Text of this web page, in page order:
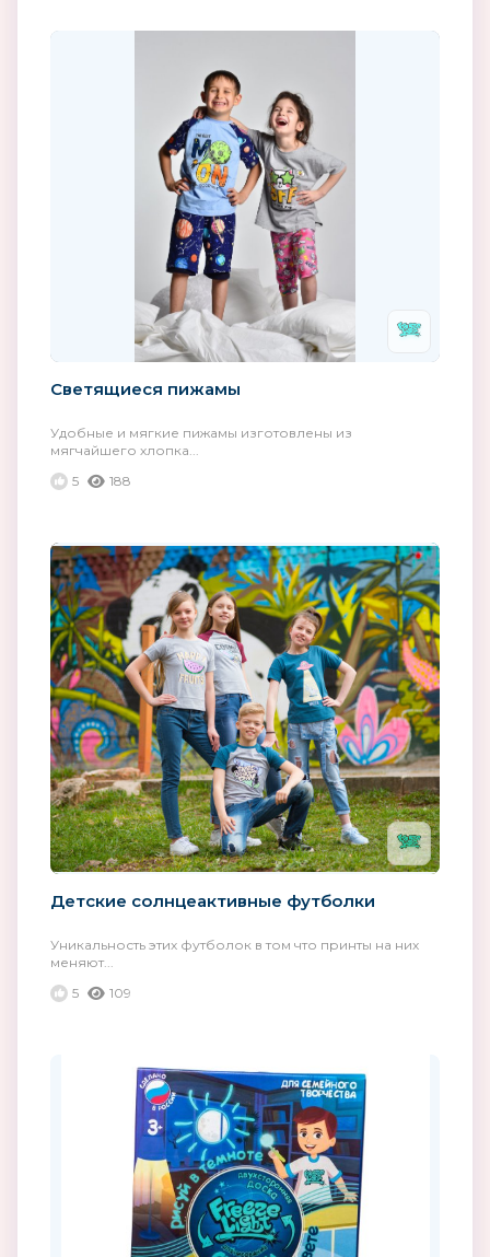
Светящиеся пижамы
Удобные и мягкие пижамы изготовлены из
мягчайшего хлопка...
5
188
Детские солнцеактивные футболки
Уникальность этих футболок в том что принты на них
меняют...
5
109